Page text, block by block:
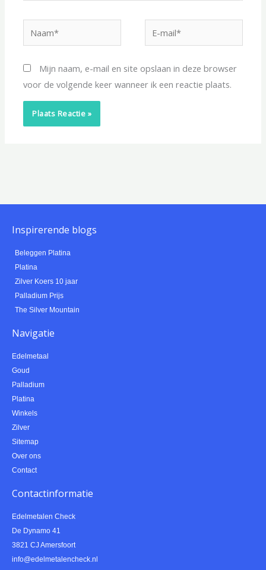
mail*
Mijn naam, e-mail en site opslaan in deze browser
voor de volgende keer wanneer ik een reactie plaats.
Inspirerende blogs
Beleggen Platina
Platina
Zilver Koers 10 jaar
Palladium Prijs
The Silver Mountain
Navigatie
Edelmetaal
Goud
Palladium
Platina
Winkels
Zilver
Sitemap
Over ons
Contact
Contactinformatie
Edelmetalen Check
De Dynamo 41
3821 CJ Amersfoort
info@edelmetalencheck.nl